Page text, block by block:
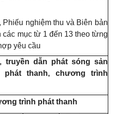
nghiệm thu và Biên bản
mục từ 1 đến 13 theo từng
yêu cầu
truyền dẫn phát sóng sản
phát thanh, chương trình
trình phát thanh